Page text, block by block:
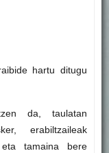
hartu ditugu
da, taulatan
erabiltzaileak
tamaina bere